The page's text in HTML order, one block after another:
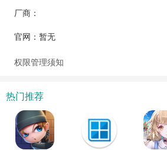
厂商：
官网：暂无
权限管理须知
热门推荐